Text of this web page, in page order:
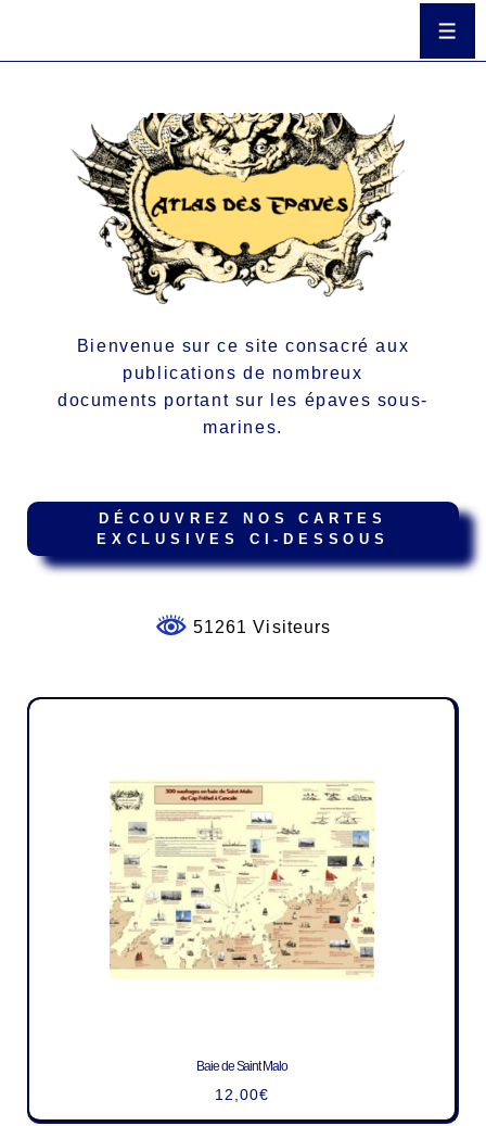
Bienvenue sur ce site consacré aux
publications de nombreux
documents portant sur les épaves sous-
marines.
DÉCOUVREZ NOS CARTES
EXCLUSIVES CI-DESSOUS
51261 Visiteurs
Baie de Saint Malo
12,00€